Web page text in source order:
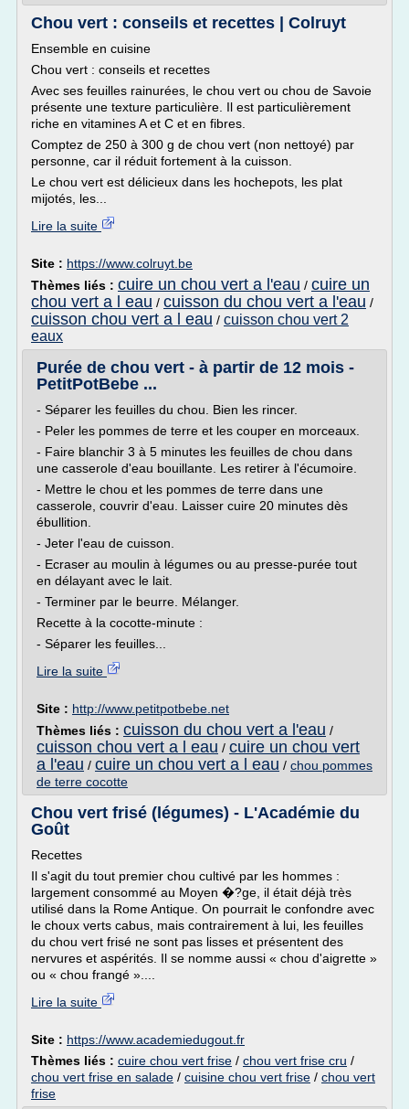
Chou vert : conseils et recettes | Colruyt
Ensemble en cuisine
Chou vert : conseils et recettes
Avec ses feuilles rainurées, le chou vert ou chou de Savoie
présente une texture particulière. Il est particulièrement
riche en vitamines A et C et en fibres.
Comptez de 250 à 300 g de chou vert (non nettoyé) par
personne, car il réduit fortement à la cuisson.
Le chou vert est délicieux dans les hochepots, les plat
mijotés, les...
Lire la suite
Site : https://www.colruyt.be
Thèmes liés : cuire un chou vert a l'eau / cuire un
chou vert a l eau / cuisson du chou vert a l'eau /
cuisson chou vert a l eau / cuisson chou vert 2
eaux
Purée de chou vert - à partir de 12 mois -
PetitPotBebe ...
- Séparer les feuilles du chou. Bien les rincer.
- Peler les pommes de terre et les couper en morceaux.
- Faire blanchir 3 à 5 minutes les feuilles de chou dans
une casserole d'eau bouillante. Les retirer à l'écumoire.
- Mettre le chou et les pommes de terre dans une
casserole, couvrir d'eau. Laisser cuire 20 minutes dès
ébullition.
- Jeter l'eau de cuisson.
- Ecraser au moulin à légumes ou au presse-purée tout
en délayant avec le lait.
- Terminer par le beurre. Mélanger.
Recette à la cocotte-minute :
- Séparer les feuilles...
Lire la suite
Site : http://www.petitpotbebe.net
Thèmes liés : cuisson du chou vert a l'eau /
cuisson chou vert a l eau / cuire un chou vert
a l'eau / cuire un chou vert a l eau / chou pommes
de terre cocotte
Chou vert frisé (légumes) - L'Académie du
Goût
Recettes
Il s'agit du tout premier chou cultivé par les hommes :
largement consommé au Moyen �?ge, il était déjà très
utilisé dans la Rome Antique. On pourrait le confondre avec
le choux verts cabus, mais contrairement à lui, les feuilles
du chou vert frisé ne sont pas lisses et présentent des
nervures et aspérités. Il se nomme aussi « chou d'aigrette »
ou « chou frangé »....
Lire la suite
Site : https://www.academiedugout.fr
Thèmes liés : cuire chou vert frise / chou vert frise cru /
chou vert frise en salade / cuisine chou vert frise / chou vert
frise